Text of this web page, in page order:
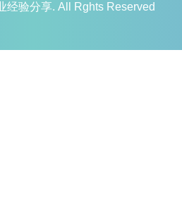
经验分享. All Rghts Reserved